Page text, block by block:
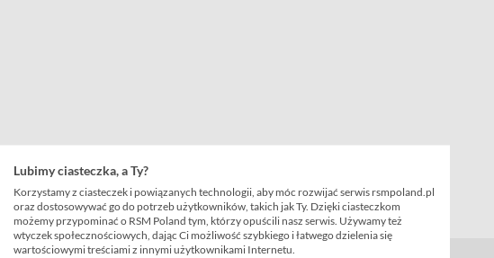
Lubimy ciasteczka, a Ty?
Korzystamy z ciasteczek i powiązanych technologii, aby móc rozwijać serwis rsmpoland.pl
oraz dostosowywać go do potrzeb użytkowników, takich jak Ty. Dzięki ciasteczkom
możemy przypominać o RSM Poland tym, którzy opuścili nasz serwis. Używamy też
wtyczek społecznościowych, dając Ci możliwość szybkiego i łatwego dzielenia się
wartościowymi treściami z innymi użytkownikami Internetu.